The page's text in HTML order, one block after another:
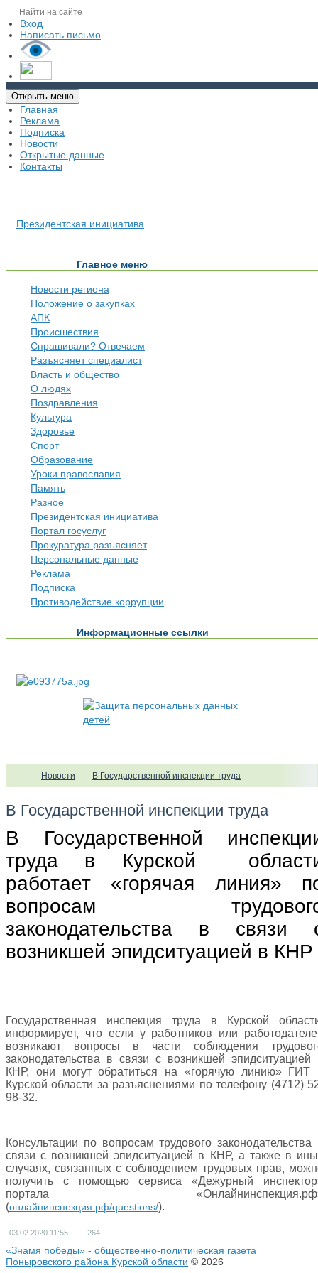
Вход
Написать письмо
Открыть меню
Главная
Реклама
Подписка
Новости
Открытые данные
Контакты
Президентская инициатива
Главное меню
Новости региона
Положение о закупках
АПК
Происшествия
Спрашивали? Отвечаем
Разъясняет специалист
Власть и общество
О людях
Поздравления
Культура
Здоровье
Спорт
Образование
Уроки православия
Память
Разное
Президентская инициатива
Портал госуслуг
Прокуратура разъясняет
Персональные данные
Реклама
Подписка
Противодействие коррупции
Информационные ссылки
Новости В Государственной инспекции труда
В Государственной инспекции труда
В Государственной
труда в Курской
работает «горячая линия»
вопросам
законодательства в связи
возникшей эпидситуацией в КНР
Государственная инспекция труда в Курской
информирует, что если у работников или
возникают вопросы в части соблюдения
законодательства в связи с возникшей эпидситуацией
КНР, они могут обратиться на «горячую линию» ГИТ
Курской области за разъяснениями по телефону (4712)
98-32.
Консультации по вопросам трудового законодательства
связи с возникшей эпидситуацией в КНР, а также в
случаях, связанных с соблюдением трудовых прав,
получить с помощью сервиса «Дежурный
портала
(онлайнинспекция.рф/questions/).
03.02.2020 11:55 264
«Знамя победы» - общественно-политическая газета
Поныровского района Курской области © 2026